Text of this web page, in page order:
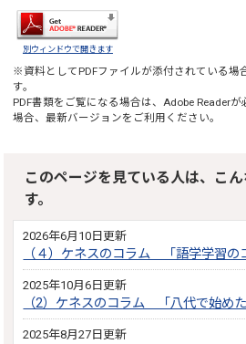
別ウィンドウで開きます
※資料としてPDFファイルが添付されている場
す。
PDF書類をご覧になる場合は、Adobe Readerが
場合、最新バージョンをご利用ください。
このページを見ている人は、こ
す。
2026年6月10日更新
（４）ケネスのコラム 「語学学習の
2025年10月6日更新
（2）ケネスのコラム 「八代で始めた
2025年8月27日更新